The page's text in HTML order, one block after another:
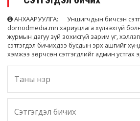
АНХААРУУЛГА: Уншигчдын бичсэн
dornodmedia.mn хариуцлага хүлээхгүй
журмын дагуу зүй зохисгүй зарим үг,
сэтгэгдэл бичихдээ бусдын эрх ашгийг
хэмжээ зөрчсөн сэтгэгдлийг админ устгах